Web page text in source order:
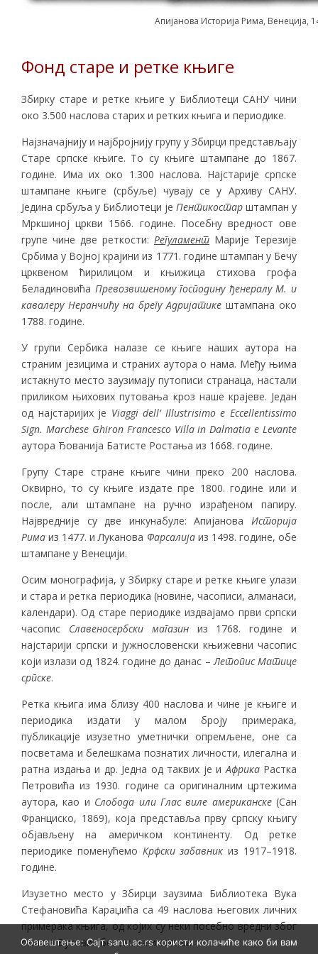
Апијанова Историја Рима, Венеција,
Фонд старе и ретке књиге
Збирку старе и ретке књиге у Библиотеци САНУ чини
око 3.500 наслова старих и ретких књига и периодике.
Најзначајнију и најбројнију групу у Збирци представљају
Старе српске књиге. То су књиге штампане до 1867.
године. Има их око 1.300 наслова. Најстарије српске
штампане књиге (србуље) чувају се у Архиву САНУ.
Једина србуља у Библиотеци је Пентикостар штампан у
Мркшиној цркви 1566. године. Посебну вредност ове
групе чине две реткости: Регуламент Марије Терезије
Србима у Војној крајини из 1771. године штампан у Бечу
црквеном ћирилицом и књижица стихова грофа
Беладиновића Превозвишеному господину ђенералу М. и
кавалеру Неранчићу на брегу Адријатике штампана око
1788. године.
У групи Сербика налазе се књиге наших аутора на
страним језицима и страних аутора о нама. Међу њима
истакнуто место заузимају путописи странаца, настали
приликом њихових путовања кроз наше крајеве. Један
од најстаријих је Viaggi dell‘ Illustrisimo e Eccellentissimo
Sign. Marchese Ghiron Francesco Villa in Dalmatia e Levante
аутора Ђованија Батисте Ростања из 1668. године.
Групу Старе стране књиге чини преко 200 наслова.
Оквирно, то су књиге издате пре 1800. године или и
после, али штампане на ручно израђеном папиру.
Највредније су две инкунабуле: Апијанова Историја
Рима из 1477. и Луканова Фарсалијаиз 1498. године, обе
штампане у Венецији.
Осим монографија, у Збирку старе и ретке књиге улази
и стара и ретка периодика (новине, часописи, алманаси,
календари). Од старе периодике издвајамо први српски
часопис Славеносербски магазиниз 1768. године и
најстарији српски и јужнословенски књижевни часопис
који излази од 1824. године до данас –Летопис Матице
српске.
Ретка књига има близу 400 наслова и чине је књиге и
периодика издати у малом броју примерака,
публикације изузетно уметнички опремљене, оне са
посветама и белешкама познатих личности, илегална и
ратна издања и др. Једна од таквих је иАфрикаРастка
Петровића из 1930. године са оригиналним цртежима
аутора, као и Слобода или Глас виле американске(Сан
Франциско, 1869), која представља прву српску књигу
објављену на америчком континенту. Од ретке
периодике поменућемо Крфски забавник из 1917–1918.
године.
Изузетно место у Збирци заузима Библиотека Вука
Стефановића Караџића са 49 наслова његових личних
примерака књига, од којих су неки посебно вредни због
обиља Вукових бележака и записа.
Обавештење: Сајт sanu.ac.rs користи колачиће како би вам